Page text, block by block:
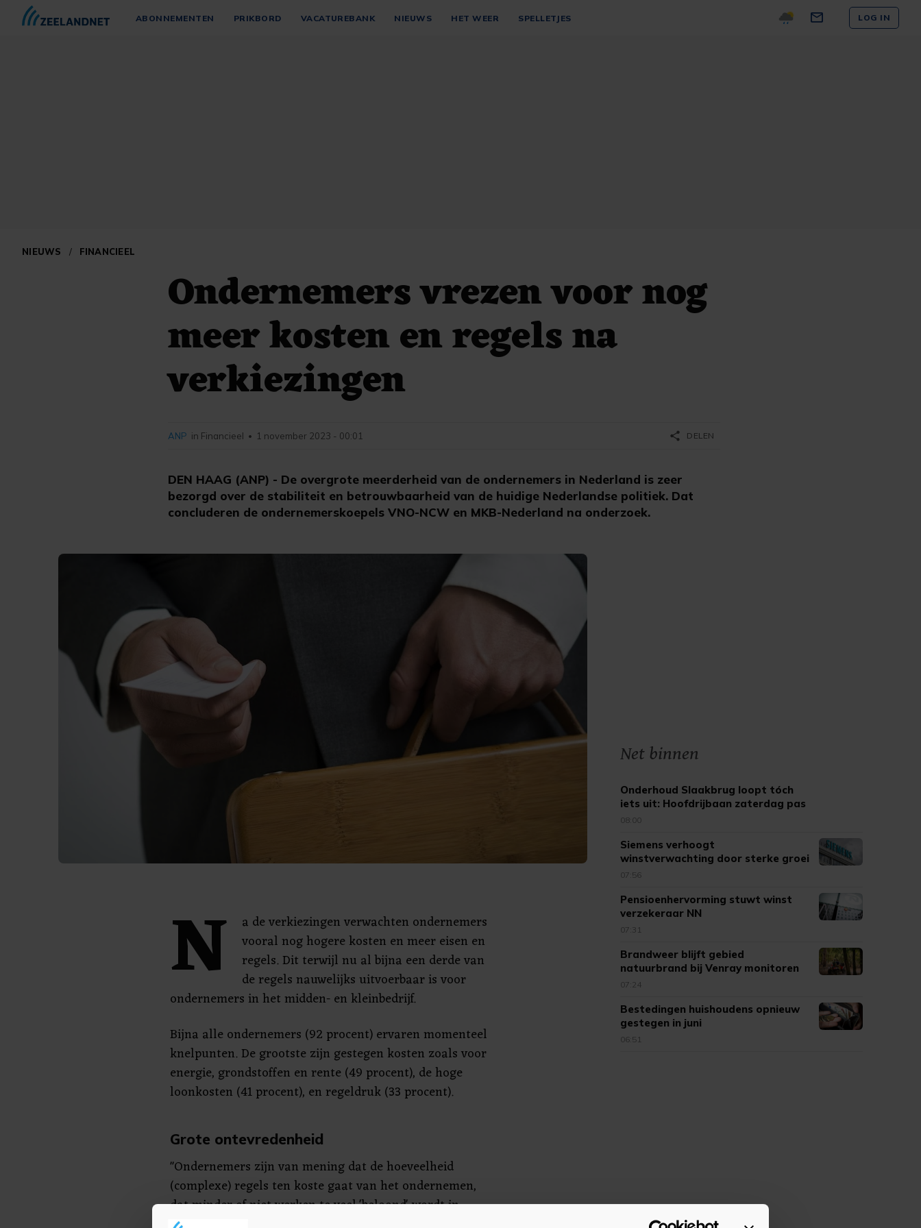
ABONNEMENTEN PRIKBORD VACATUREBANK NIEUWS HET WEER SPELLETJES LOG IN
NIEUWS / FINANCIEEL
Ondernemers vrezen voor nog
meer kosten en regels na
verkiezingen
DEN HAAG (ANP) - De overgrote meerderheid van de ondernemers in Nederland is zeer
bezorgd over de stabiliteit en betrouwbaarheid van de huidige Nederlandse politiek. Dat
concluderen de ondernemerskoepels VNO-NCW en MKB-Nederland na onderzoek.
ANP in Financieel • 1 november 2023 - 00:01 share DELEN
N
a de verkiezingen verwachten ondernemers
vooral nog hogere kosten en meer eisen en
regels. Dit terwijl nu al bijna een derde van
de regels nauwelijks uitvoerbaar is voor
ondernemers in het midden- en kleinbedrijf.
Bijna alle ondernemers (92 procent) ervaren momenteel
knelpunten. De grootste zijn gestegen kosten zoals voor
energie, grondstoffen en rente (49 procent), de hoge
loonkosten (41 procent), en regeldruk (33 procent).
Grote ontevredenheid
"Ondernemers zijn van mening dat de hoeveelheid
(complexe) regels ten koste gaat van het ondernemen,
dat minder of niet werken te veel 'beloond' wordt in
Net binnen
Onderhoud Slaakbrug loopt tóch
iets uit: Hoofdrijbaan zaterdag pas
open
08:00
Siemens verhoogt
winstverwachting door sterke groei
datacenters
07:56
Pensioenhervorming stuwt winst
verzekeraar NN
07:31
Brandweer blijft gebied
natuurbrand bij Venray monitoren
07:24
Bestedingen huishoudens opnieuw
gestegen in juni
06:51